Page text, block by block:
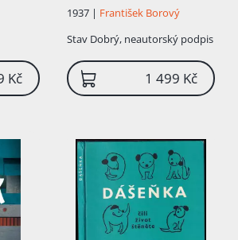
Kč
1937 | František Borový
Stav Dobrý, neautorský podpis
1 499 Kč